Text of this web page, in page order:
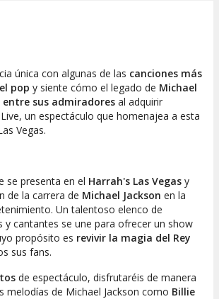
única con algunas de las canciones más
pop y siente cómo el legado de Michael
entre sus admiradores al adquirir
un espectáculo que homenajea a esta
Vegas.
se presenta en el Harrah's Las Vegas y
de la carrera de Michael Jackson en la
Un talentoso elenco de
y cantantes se une para ofrecer un show
propósito es revivir la magia del Rey
sus fans.
de espectáculo, disfrutaréis de manera
melodías de Michael Jackson como Billie